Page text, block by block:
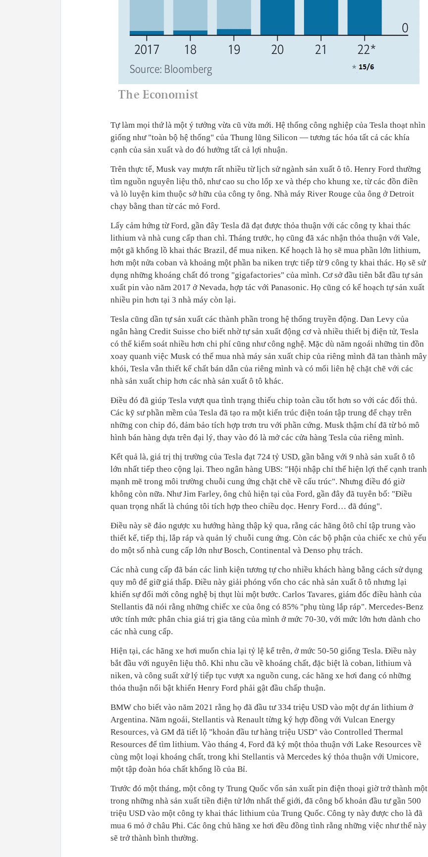
Tự làm mọi thứ là một ý tưởng vừa cũ vừa mới. Hệ thống công nghiệp của Tesla thoạt nhìn
giống như "toàn bộ hệ thống" của Thung lũng Silicon — tương tác hóa tất cả các khía
cạnh của sản xuất và do đó hưởng tất cả lợi nhuận.
Trên thực tế, Musk vay mượn rất nhiều từ lịch sử ngành sản xuất ô tô. Henry Ford thường
tìm nguồn nguyên liệu thô, như cao su cho lốp xe và thép cho khung xe, từ các đồn điền
và lò luyện kim thuộc sở hữu của công ty ông. Nhà máy River Rouge của ông ở Detroit
chạy bằng than từ các mỏ Ford.
Lấy cảm hứng từ Ford, gần đây Tesla đã đạt được thỏa thuận với các công ty khai thác
lithium và nhà cung cấp than chì. Tháng trước, họ cũng đã xác nhận thỏa thuận với Vale,
một gã khổng lồ khai thác Brazil, để mua niken. Kế hoạch là họ sẽ mua phần lớn lithium,
hơn một nửa coban và khoảng một phần ba niken trực tiếp từ 9 công ty khai thác. Họ sẽ sử
dụng những khoáng chất đó trong "gigafactories" của mình. Cơ sở đầu tiên bắt đầu tự sản
xuất pin vào năm 2017 ở Nevada, hợp tác với Panasonic. Họ cũng có kế hoạch tự sản xuất
nhiều pin hơn tại 3 nhà máy còn lại.
Tesla cũng dần tự sản xuất các thành phần trong hệ thống truyền động. Dan Levy của
ngân hàng Credit Suisse cho biết nhờ tự sản xuất động cơ và nhiều thiết bị điện tử, Tesla
có thể kiểm soát nhiều hơn chi phí cũng như công nghệ. Mặc dù năm ngoái những tin đồn
xoay quanh việc Musk có thể mua nhà máy sản xuất chip của riêng mình đã tan thành mây
khói, Tesla vẫn thiết kế chất bán dẫn của riêng mình và có mối liên hệ chặt chẽ với các
nhà sản xuất chip hơn các nhà sản xuất ô tô khác.
Điều đó đã giúp Tesla vượt qua tình trạng thiếu chip toàn cầu tốt hơn so với các đối thủ.
Các kỹ sư phần mềm của Tesla đã tạo ra một kiến ​​trúc điện toán tập trung để chạy trên
những con chip đó, đảm bảo tích hợp trơn tru với phần cứng. Musk thậm chí đã từ bỏ mô
hình bán hàng dựa trên đại lý, thay vào đó là mở các cửa hàng Tesla của riêng mình.
Kết quả là, giá trị thị trường của Tesla đạt 724 tỷ USD, gần bằng với 9 nhà sản xuất ô tô
lớn nhất tiếp theo cộng lại. Theo ngân hàng UBS: "Hội nhập chỉ thể hiện lợi thế cạnh tranh
mạnh mẽ trong môi trường chuỗi cung ứng chặt chẽ về cấu trúc". Nhưng điều đó giờ
không còn nữa. Như Jim Farley, ông chủ hiện tại của Ford, gần đây đã tuyên bố: "Điều
quan trọng nhất là chúng tôi tích hợp theo chiều dọc. Henry Ford… đã đúng".
Điều này sẽ đảo ngược xu hướng hàng thập kỷ qua, rằng các hãng ôtô chỉ tập trung vào
thiết kế, tiếp thị, lắp ráp và quản lý chuỗi cung ứng. Còn các bộ phận của chiếc xe chủ yếu
do một số nhà cung cấp lớn như Bosch, Continental và Denso phụ trách.
Các nhà cung cấp đã bán các linh kiện tương tự cho nhiều khách hàng bằng cách sử dụng
quy mô để giữ giá thấp. Điều này giải phóng vốn cho các nhà sản xuất ô tô nhưng lại
khiến sự đổi mới công nghệ bị thụt lùi một bước. Carlos Tavares, giám đốc điều hành của
Stellantis đã nói rằng những chiếc xe của ông có 85% "phụ tùng lắp ráp". Mercedes-Benz
ước tính mức phân chia giá trị gia tăng của mình ở mức 70-30, với mức lớn hơn dành cho
các nhà cung cấp.
Hiện tại, các hãng xe hơi muốn chia lại tỷ lệ kể trên, ở mức 50-50 giống Tesla. Điều này
bắt đầu với nguyên liệu thô. Khi nhu cầu về khoáng chất, đặc biệt là coban, lithium và
niken, và công suất xử lý tiếp tục vượt xa nguồn cung, các hãng xe hơi đang có những
thỏa thuận nổi bật khiến Henry Ford phải gật đầu chấp thuận.
BMW cho biết vào năm 2021 rằng họ đã đầu tư 334 triệu USD vào một dự án lithium ở
Argentina. Năm ngoái, Stellantis và Renault từng ký hợp đồng với Vulcan Energy
Resources, và GM đã tiết lộ "khoản đầu tư hàng triệu USD" vào Controlled Thermal
Resources để tìm lithium. Vào tháng 4, Ford đã ký một thỏa thuận với Lake Resources về
cùng một loại khoáng chất, trong khi Stellantis và Mercedes ký thỏa thuận với Umicore,
một tập đoàn hóa chất khổng lồ của Bỉ.
Trước đó một tháng, một công ty Trung Quốc vốn sản xuất pin điện thoại giờ trở thành một
trong những nhà sản xuất tiền điện tử lớn nhất thế giới, đã công bố khoản đầu tư gần 500
triệu USD vào một công ty khai thác lithium của Trung Quốc. Công ty này được cho là đã
mua 6 mỏ ở châu Phi. Các ông chủ hãng xe hơi đều đồng tình rằng những việc như thế này
sẽ trở thành bình thường.